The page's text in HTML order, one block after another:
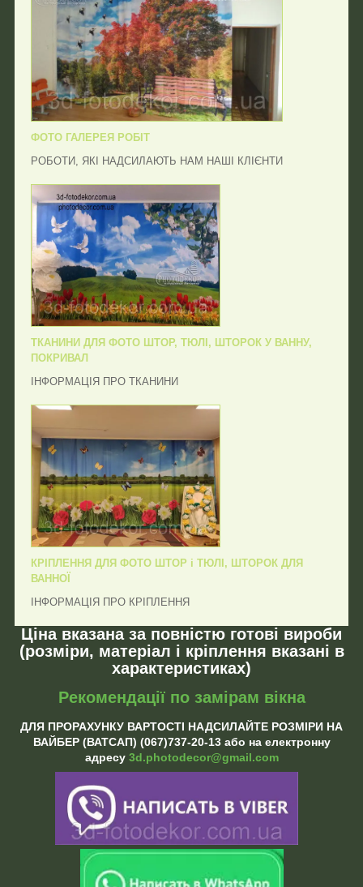
ФОТО ГАЛЕРЕЯ РОБІТ
РОБОТИ, ЯКІ НАДСИЛАЮТЬ НАМ НАШІ КЛІЄНТИ
ТКАНИНИ ДЛЯ ФОТО ШТОР, ТЮЛІ, ШТОРОК У ВАННУ,
ПОКРИВАЛ
ІНФОРМАЦІЯ ПРО ТКАНИНИ
КРІПЛЕННЯ ДЛЯ ФОТО ШТОР і ТЮЛІ, ШТОРОК ДЛЯ
ВАННОЇ
ІНФОРМАЦІЯ ПРО КРІПЛЕННЯ
Ціна вказана за повністю готові вироби
(розміри, матеріал і кріплення вказані в
характеристиках)
Рекомендації по замірам вікна
ДЛЯ ПРОРАХУНКУ ВАРТОСТІ НАДСИЛАЙТЕ РОЗМІРИ НА
ВАЙБЕР (ВАТСАП) (067)737-20-13 або на електронну
адресу 3d.photodecor@gmail.com